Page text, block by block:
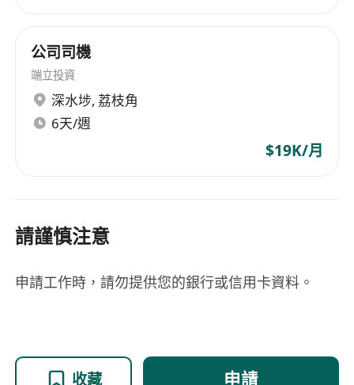
公司司機
端立投資
深水埗, 荔枝角
6天/週
$19K/月
請謹慎注意
申請工作時，請勿提供您的銀行或信用卡資料。
收藏 申請